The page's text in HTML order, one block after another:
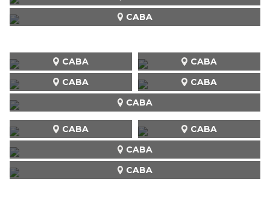
CABA
CABA CABA
CABA
CABA CABA
CABA
CABA CABA
CABA